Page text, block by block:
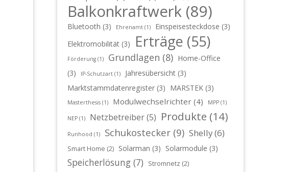
Balkonkraftwerk(89)
Bluetooth (3) Ehrenamt(1) Einspeisesteckdose (3)
Elektromobilität(3) Erträge (55)
Förderung(1) Grundlagen (8) Home-Office
(3)
IP-Schutzart(1) Jahresübersicht(3)
Marktstammdatenregister(3) MARSTEK(3)
Masterthesis(1) Modulwechselrichter(4) MPP(1)
NEP(1) Netzbetreiber(5) Produkte (14)
Runhood (1) Schukostecker(9) Shelly(6)
Smart Home (2) Solarman (3) Solarmodule (3)
Speicherlösung (7) Stromnetz (2)